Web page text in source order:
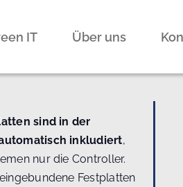
IT Über uns
sind in der
inkludiert,
nur die Controller.
Festplatten